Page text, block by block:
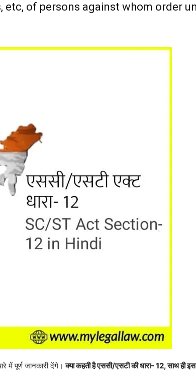
of persons against whom order
में पूर्ण जानकारी देंगे।क्या कहती है एससी/एसटी की धारा- 12, साथ ही इस